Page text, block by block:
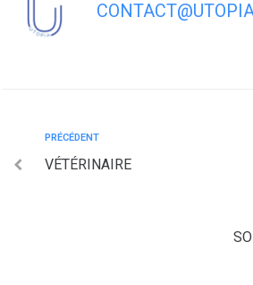
PRÉCÉDENT
VÉTÉRINAIRE